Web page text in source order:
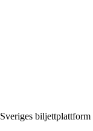
Sveriges